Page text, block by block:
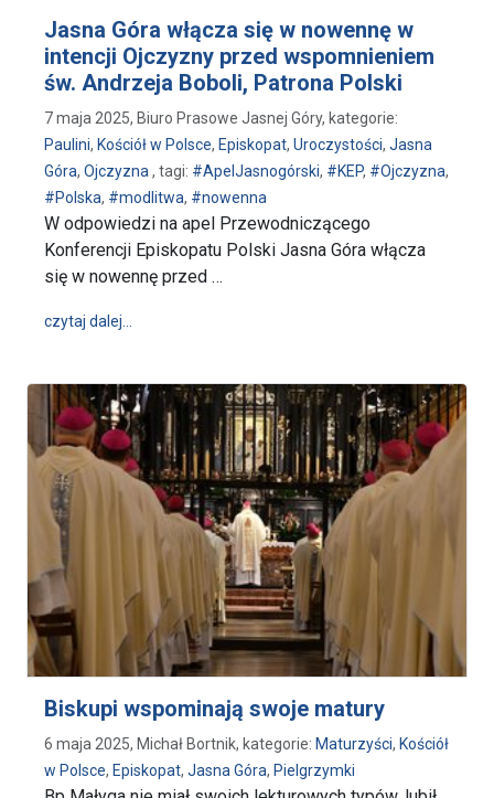
Jasna Góra włącza się w nowennę w
intencji Ojczyzny przed wspomnieniem
św. Andrzeja Boboli, Patrona Polski
7 maja 2025, Biuro Prasowe Jasnej Góry, kategorie:
Paulini, Kościół w Polsce, Episkopat, Uroczystości, Jasna
Góra, Ojczyzna , tagi: #ApelJasnogórski, #KEP, #Ojczyzna,
#Polska, #modlitwa, #nowenna
W odpowiedzi na apel Przewodniczącego
Konferencji Episkopatu Polski Jasna Góra włącza
się w nowennę przed …
czytaj dalej…
Biskupi wspominają swoje matury
6 maja 2025, Michał Bortnik, kategorie: Maturzyści, Kościół
w Polsce, Episkopat, Jasna Góra, Pielgrzymki